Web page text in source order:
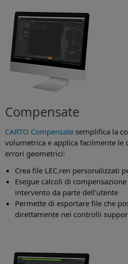
Compensate
CARTO Compensate semplifica la
volumetrica e applica facilmente le
errori geometrici:
Crea file LEC.ren personalizzati
Esegue calcoli di
intervento da parte dell'utente
Permette di esportare file che
direttamente nei controlli